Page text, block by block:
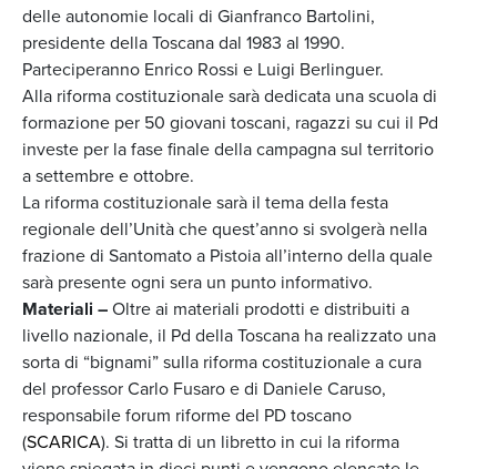
delle autonomie locali di Gianfranco Bartolini,
presidente della Toscana dal 1983 al 1990.
Parteciperanno Enrico Rossi e Luigi Berlinguer.
Alla riforma costituzionale sarà dedicata una scuola di
formazione per 50 giovani toscani, ragazzi su cui il Pd
investe per la fase finale della campagna sul territorio
a settembre e ottobre.
La riforma costituzionale sarà il tema della festa
regionale dell’Unità che quest’anno si svolgerà nella
frazione di Santomato a Pistoia all’interno della quale
sarà presente ogni sera un punto informativo.
Materiali –Oltre ai materiali prodotti e distribuiti a
livello nazionale, il Pd della Toscana ha realizzato una
sorta di “bignami” sulla riforma costituzionale a cura
del professor Carlo Fusaro e di Daniele Caruso,
responsabile forum riforme del PD toscano
(SCARICA). Si tratta di un libretto in cui la riforma